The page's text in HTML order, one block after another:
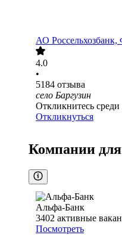
АО
4.0
•
5184 отзыва
село Баргузин
Откликнитесь
Откликнуться
Компании для
Альфа-Банк
3402 активные
Посмотреть